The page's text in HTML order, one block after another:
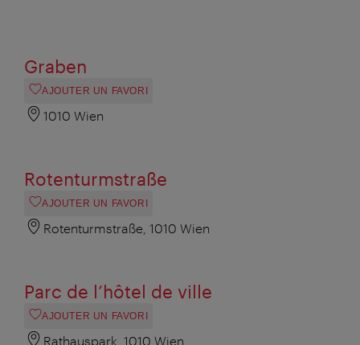
Graben
AJOUTER UN FAVORI
1010 Wien
Rotenturmstraße
AJOUTER UN FAVORI
Rotenturmstraße, 1010 Wien
Parc de l’hôtel de ville
AJOUTER UN FAVORI
Rathauspark, 1010 Wien